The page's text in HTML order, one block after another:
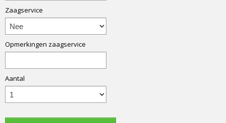
Zaagservice
Opmerkingen zaagservice
Aantal